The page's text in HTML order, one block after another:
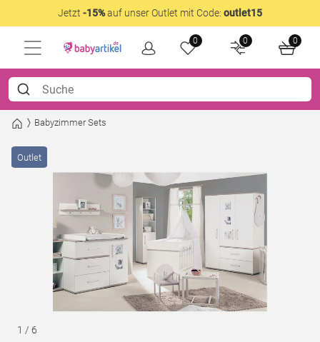
Jetzt -15%auf unser Outlet mit Code: outlet15
0 0 0
Babyzimmer Sets
1 / 6
Outlet